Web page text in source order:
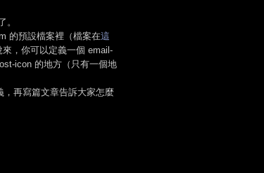
。
的預設檔案裡（檔案在這
，你可以定義一個 email-
icon 的地方（只有一個地
再寫篇文章告訴大家怎麼